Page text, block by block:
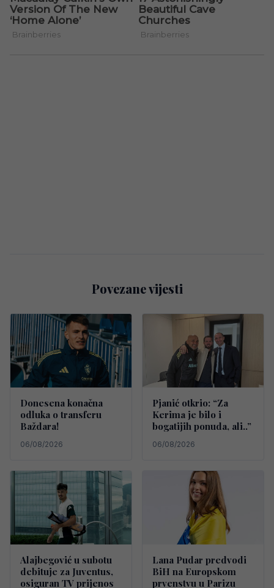
Povezane vijesti
Donesena konačna
odluka o transferu
Baždara!
06/08/2026
Pjanić otkrio: “Za
Kerima je bilo i
bogatijih ponuda, ali..”
06/08/2026
Alajbegović u subotu
debituje za Juventus,
osiguran TV prijenos
Lana Pudar predvodi
BiH na Europskom
prvenstvu u Parizu